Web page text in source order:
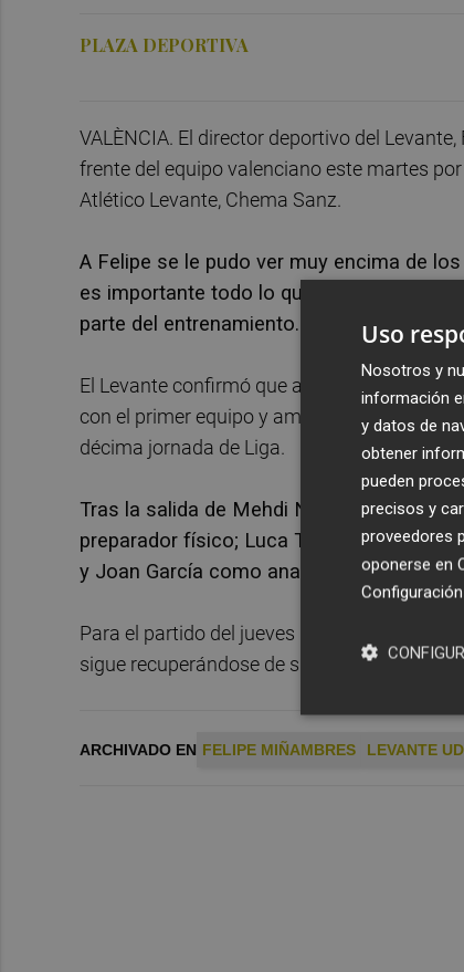
PLAZA DEPORTIVA
VALÈNCIA. El director deportivo del
frente del equipo valenciano este martes
Atlético Levante, Chema Sanz.
A Felipe se le pudo ver muy encima de
es importante todo lo que hacemos.
parte del entrenamiento.
El Levante confirmó que además de
con el primer equipo y ambos preparan
décima jornada de Liga.
Tras la salida de Mehdi Nafti, el cuerpo
preparador físico; Luca Troilo,
y Joan García como analistas.
Para el partido del jueves Felipe no podrá
sigue recuperándose de sus respectivas
ARCHIVADO EN FELIPE MIÑAMBRES LEVANTE UD
Uso
Nosotros y
información
y datos de
obtener
pueden
precisos y
proveedores
oponerse en